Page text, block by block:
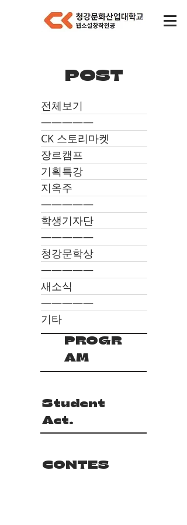
POST
전체보기
―――――
CK 스토리마켓
장르캠프
기획특강
지옥주
―――――
학생기자단
―――――
청강문학상
―――――
새소식
―――――
기타
PROGR
AM
Student
Act.
CONTES